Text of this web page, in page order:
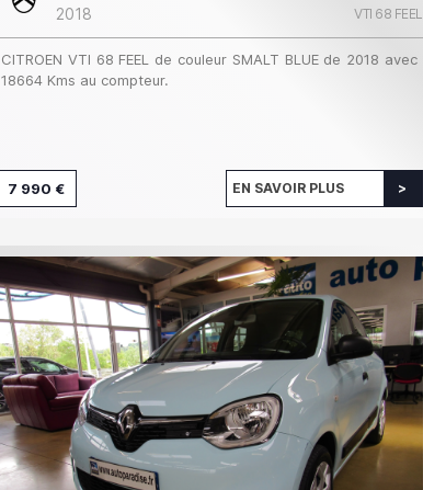
2018
VTI 68 FEEL
CITROEN VTI 68 FEEL de couleur SMALT BLUE de 2018 avec
18664 Kms au compteur.
7 990 € EN SAVOIR PLUS